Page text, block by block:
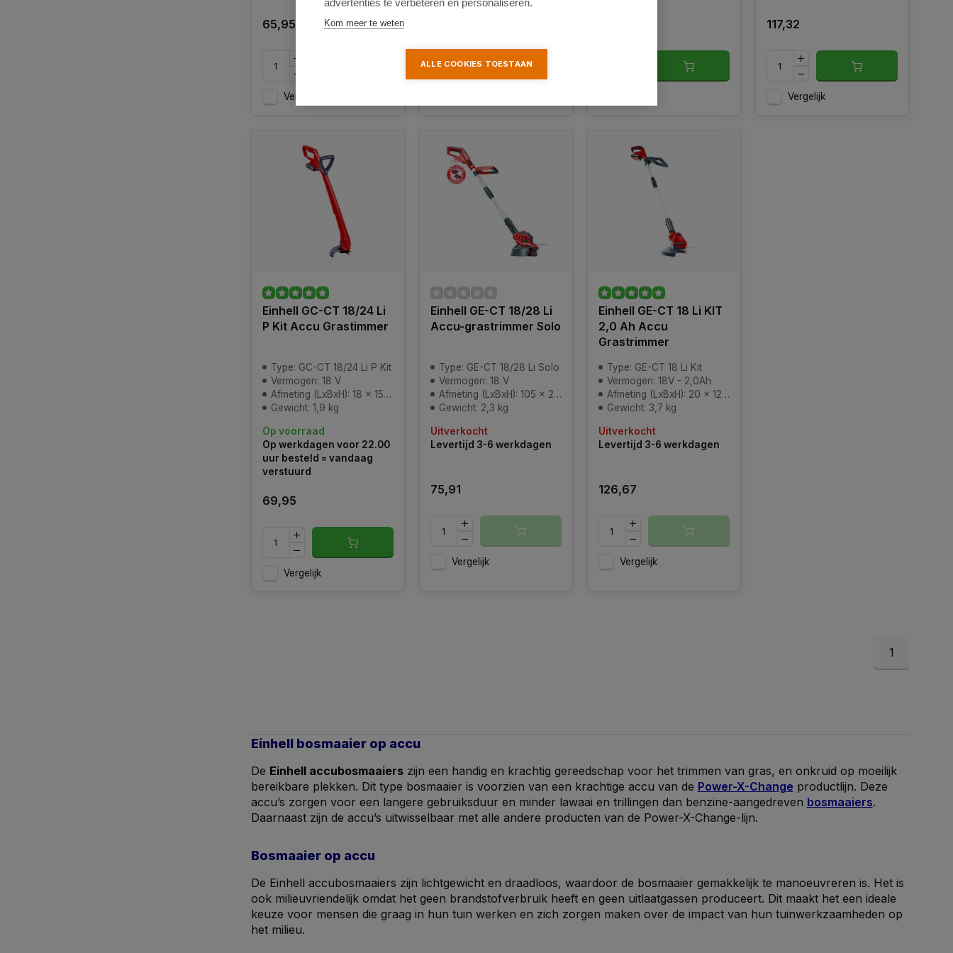
65,95
Vergelijk
117,32
Vergelijk
Einhell GC-CT 18/24 Li
P Kit Accu Grastimmer
Type: GC-CT 18/24 Li P Kit
Vermogen: 18 V
Afmeting (LxBxH): 18 x 15 x 49 cm (verpakking)
Gewicht: 1,9 kg
Op voorraad
Op werkdagen voor 22.00
uur besteld = vandaag
verstuurd
69,95
Vergelijk
Einhell GE-CT 18/28 Li
Accu-grastrimmer Solo
Type: GE-CT 18/28 Li Solo
Vermogen: 18 V
Afmeting (LxBxH): 105 x 24 x 13 cm (verpakking)
Gewicht: 2,3 kg
Uitverkocht
Levertijd 3-6 werkdagen
75,91
Vergelijk
Einhell GE-CT 18 Li KIT
2,0 Ah Accu
Grastrimmer
Type: GE-CT 18 Li Kit
Vermogen: 18V - 2,0Ah
Afmeting (LxBxH): 20 x 12 x 98 cm (verpakking)
Gewicht: 3,7 kg
Uitverkocht
Levertijd 3-6 werkdagen
126,67
Vergelijk
1
Einhell bosmaaier op accu
De Einhell accubosmaaierszijn een handig en krachtig gereedschap voor het trimmen van gras, en onkruid op moeilijk
bereikbare plekken. Dit type bosmaaier is voorzien van een krachtige accu van de Power-X-Change productlijn. Deze
accu’s zorgen voor een langere gebruiksduur en minder lawaai en trillingen dan benzine-aangedreven bosmaaiers.
Daarnaast zijn de accu’s uitwisselbaar met alle andere producten van de Power-X-Change-lijn.
Bosmaaier op accu
De Einhell accubosmaaiers zijn lichtgewicht en draadloos, waardoor de bosmaaier gemakkelijk te manoeuvreren is. Het is
ook milieuvriendelijk omdat het geen brandstofverbruik heeft en geen uitlaatgassen produceert. Dit maakt het een ideale
keuze voor mensen die graag in hun tuin werken en zich zorgen maken over de impact van hun tuinwerkzaamheden op
het milieu.
advertenties te verbeteren en personaliseren.
Kom meer te weten
ALLE COOKIES TOESTAAN